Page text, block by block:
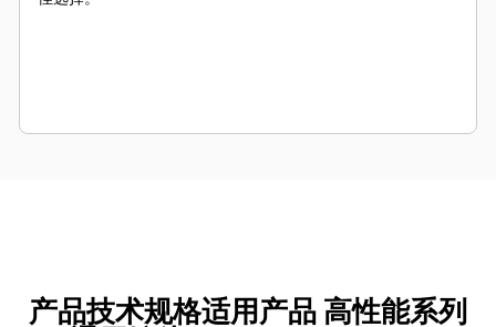
产品技术规格适用产品 高性能系列